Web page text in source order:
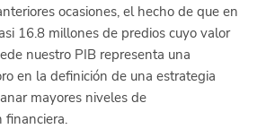
ocasiones, el hecho de que en
16.8 millones de predios cuyo valor
nuestro PIB representa una
en la definición de una estrategia
mayores niveles de
financiera.